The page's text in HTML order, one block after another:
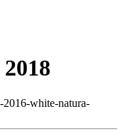
2016-white-natura-